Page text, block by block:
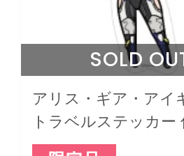
SOLD
アリス・ギア・アイ
トラベルステッカー